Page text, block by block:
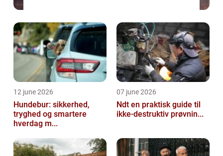
12 june 2026
Hundebur: sikkerhed,
tryghed og smartere
hverdag m...
07 june 2026
Ndt en praktisk guide til
ikke-destruktiv prøvnin...